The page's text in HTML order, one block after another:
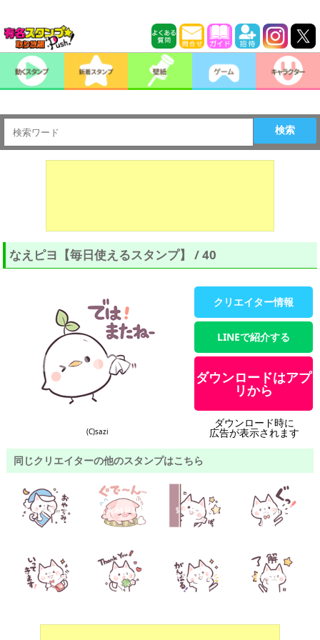
検索
なえピヨ【毎日使えるスタンプ】 / 40
(C)sazi
クリエイター情報
LINEで紹介する
ダウンロードはアプ
リから
ダウンロード時に
広告が表示されます
同じクリエイターの他のスタンプはこちら